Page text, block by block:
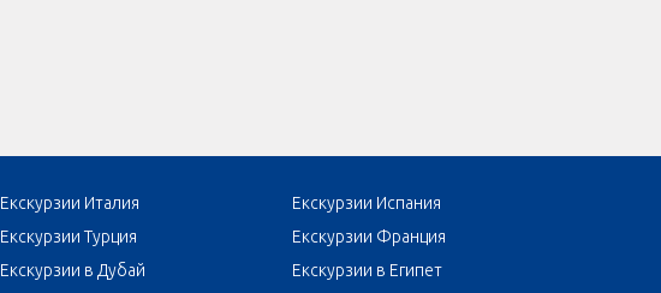
Екскурзии Италия
Екскурзии Испания
Екскурзии Турция
Екскурзии Франция
Екскурзии в Дубай
Екскурзии в Египет